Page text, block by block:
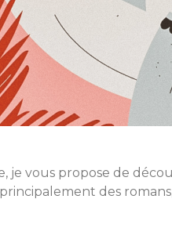
je vous propose de
des